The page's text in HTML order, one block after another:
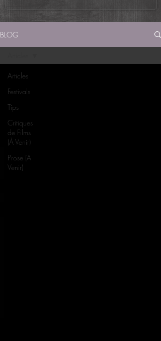
BLOG
Articles
Festivals
Tips
Critiques
de Films
(À Venir)
Prose (A
Venir)